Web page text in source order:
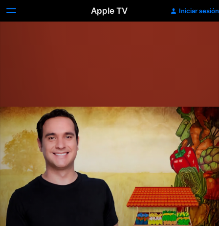
Apple TV Iniciar sesión